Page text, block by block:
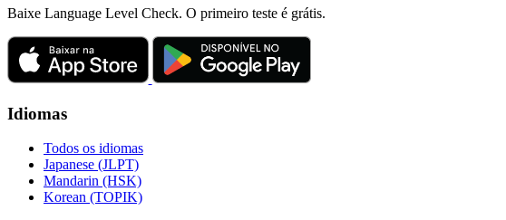
Baixe Language Level Check. O primeiro teste é grátis.
Idiomas
Todos os idiomas
Japanese (JLPT)
Mandarin (HSK)
Korean (TOPIK)